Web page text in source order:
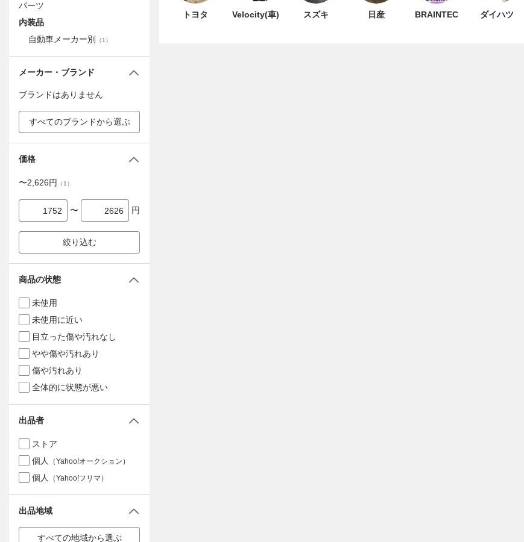
トヨタ Velocity(車) スズキ 日産 BRAINTEC ダイハツ
パーツ
内装品
自動車メーカー別
（1 ）
メーカー・ブランド
ブランドはありません
すべてのブランドから選ぶ
価格
〜2,626円 （1 ）
〜 円
絞り込む
商品の状態
未使用
未使用に近い
目立った傷や汚れなし
やや傷や汚れあり
傷や汚れあり
全体的に状態が悪い
出品者
ストア
個人
（Yahoo!オークション）
個人 （Yahoo!フリマ）
出品地域
すべての地域から選ぶ